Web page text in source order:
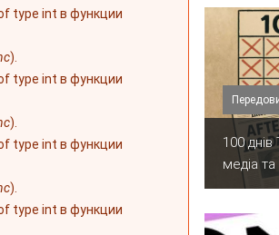
type int в функции
).
type int в функции
).
type int в функции
).
type int в функции
100
медіа та